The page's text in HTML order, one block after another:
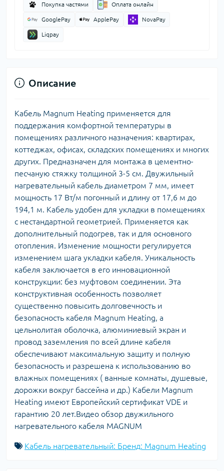
Покупка частями Оплата онлайн
GooglePay ApplePay NovaPay
Liqpay
Описание
Кабель Magnum Heating применяется для
поддержания комфортной температуры в
помещениях различного назначения: квартирах,
коттеджах, офисах, складских помещениях и многих
других. Предназначен для монтажа в цементно-
песчаную стяжку толщиной 3-5 см. Двужильный
нагревательный кабель диаметром 7 мм, имеет
мощность 17 Вт/м погонный и длину от 17,6 м до
194,1 м. Кабель удобен для укладки в помещениях
с нестандартной геометрией. Применяется как
дополнительный подогрев, так и для основного
отопления. Изменение мощности регулируется
изменением шага укладки кабеля. Уникальность
кабеля заключается в его инновационной
конструкции: без муфтовом соединении. Эта
конструктивная особенность позволяет
существенно повысить долговечность и
безопасность кабеля Magnum Heating, а
цельнолитая оболочка, алюминиевый экран и
провод заземления по всей длине кабеля
обеспечивают максимальную защиту и полную
безопасность и разрешена к использованию во
влажных помещениях ( ванные комнаты, душевые,
дорожки вокруг бассейна и др.) Кабели Magnum
Heating имеют Европейский сертификат VDE и
гарантию 20 лет.Видео обзор двужильного
нагревательного кабеля MAGNUM
Кабель нагревательный: Бренд: Magnum Heating